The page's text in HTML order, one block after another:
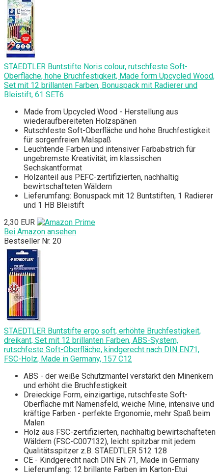
STAEDTLER Buntstifte Noris colour, rutschfeste Soft-
Oberfläche, hohe Bruchfestigkeit, Made form Upcycled Wood,
Set mit 12 brillanten Farben, Bonuspack mit Radierer und
Bleistift, 61 SET6
Made from Upcycled Wood - Herstellung aus
wiederaufbereiteten Holzspänen
Rutschfeste Soft-Oberfläche und hohe Bruchfestigkeit
für sorgenfreien Malspaß
Leuchtende Farben und intensiver Farbabstrich für
ungebremste Kreativität; im klassischen
Sechskantformat
Holzanteil aus PEFC-zertifizierten, nachhaltig
bewirtschafteten Wäldern
Lieferumfang: Bonuspack mit 12 Buntstiften, 1 Radierer
und 1 HB Bleistift
2,30 EUR
Bei Amazon ansehen
Bestseller Nr. 20
STAEDTLER Buntstifte ergo soft, erhöhte Bruchfestigkeit,
dreikant, Set mit 12 brillanten Farben, ABS-System,
rutschfeste Soft-Oberfläche, kindgerecht nach DIN EN71,
FSC-Holz, Made in Germany, 157 C12
ABS - der weiße Schutzmantel verstärkt den Minenkern
und erhöht die Bruchfestigkeit
Dreieckige Form, einzigartige, rutschfeste Soft-
Oberfläche mit Namensfeld, weiche Mine, intensive und
kräftige Farben - perfekte Ergonomie, mehr Spaß beim
Malen
Holz aus FSC-zertifizierten, nachhaltig bewirtschafteten
Wäldern (FSC-C007132), leicht spitzbar mit jedem
Qualitätsspitzer z.B. STAEDTLER 512 128
CE - Kindgerecht nach DIN EN 71, Made in Germany
Lieferumfang: 12 brillante Farben im Karton-Etui